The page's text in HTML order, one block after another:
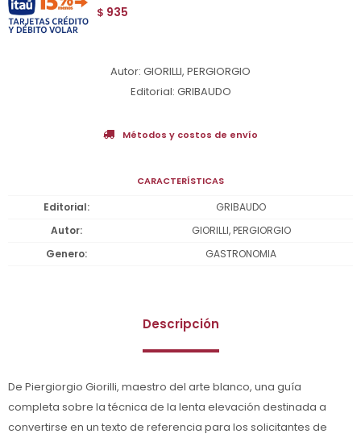
$ 935
Autor: GIORILLI, PERGIORGIO
Editorial: GRIBAUDO
Métodos y costos de envío
CARACTERÍSTICAS
Editorial
GRIBAUDO
Autor
GIORILLI, PERGIORGIO
Genero
GASTRONOMIA
Descripción
De Piergiorgio Giorilli, maestro del arte blanco, una guía
completa sobre la técnica de la lenta elevación destinada a
convertirse en un texto de referencia para los solicitantes de